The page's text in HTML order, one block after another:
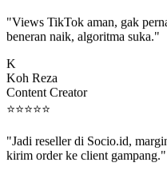
beneran naik, algoritma suka."
Koh Reza
Content Creator
⭐⭐⭐⭐⭐
kirim order ke client gampang."